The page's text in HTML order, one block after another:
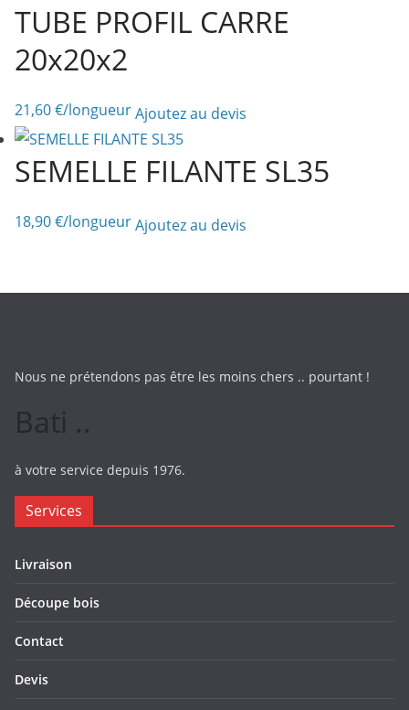
TUBE PROFIL CARRE
20x20x2
21,60€/longueurAjoutez au devis
SEMELLE FILANTE SL35
18,90€/longueurAjoutez au devis
Nous ne prétendons pas être les moins chers .. pourtant !
Bati ..
à votre service depuis 1976.
Services
Livraison
Découpe bois
Contact
Devis